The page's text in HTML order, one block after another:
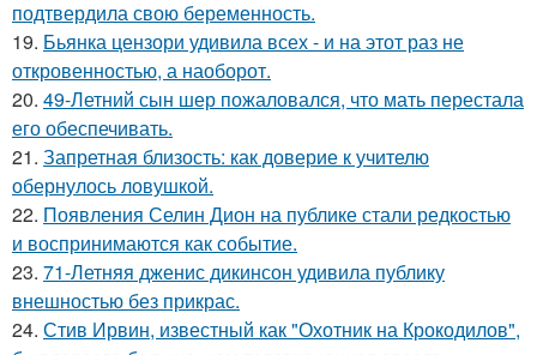
подтвердила свою беременность.
19. Бьянка цензори удивила всех - и на этот раз не
откровенностью, а наоборот.
20. 49-Летний сын шер пожаловался, что мать перестала
его обеспечивать.
21. Запретная близость: как доверие к учителю
обернулось ловушкой.
22. Появления Селин Дион на публике стали редкостью
и воспринимаются как событие.
23. 71-Летняя дженис дикинсон удивила публику
внешностью без прикрас.
24. Стив Ирвин, известный как "Охотник на Крокодилов",